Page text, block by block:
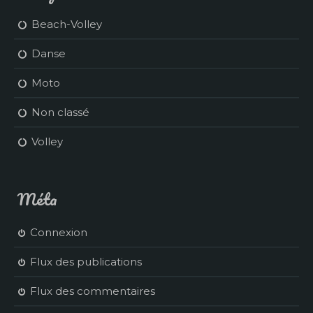
Beach-Volley
Danse
Moto
Non classé
Volley
Méta
Connexion
Flux des publications
Flux des commentaires